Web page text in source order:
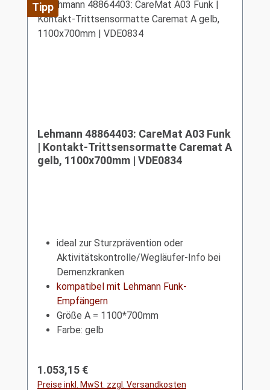
Tipp
Lehmann 48864403: CareMat A03 Funk
| Kontakt-Trittsensormatte Caremat A
gelb, 1100x700mm | VDE0834
ideal zur Sturzprävention oder
Aktivitätskontrolle/Wegläufer-Info bei
Demenzkranken
kompatibel mit Lehmann Funk-
Empfängern
Größe A = 1100*700mm
Farbe: gelb
Regulärer Preis:
1.053,15 €
Preise inkl. MwSt. zzgl. Versandkosten